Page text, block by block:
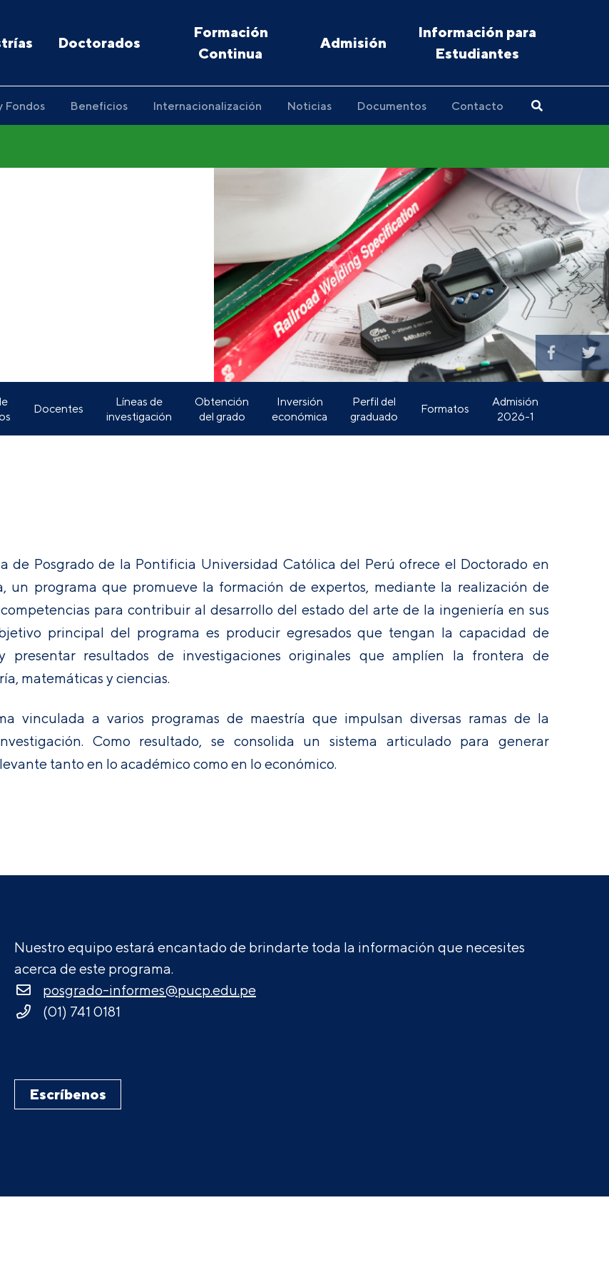
Doctorados
Formación
Continua
Admisión
Información para
Estudiantes
Fondos Beneficios Internacionalización Noticias Documentos Contacto
Docentes
Líneas de
investigación
Obtención
del grado
Inversión
económica
Perfil del
graduado
Formatos
Admisión
2026-1
de Posgrado de la Pontificia Universidad Católica del Perú ofrece el Doctorado en
un programa que promueve la formación de expertos, mediante la realización de
para contribuir al desarrollo del estado del arte de la ingeniería en sus
principal del programa es producir egresados que tengan la capacidad de
presentar resultados de investigaciones originales que amplíen la frontera de
matemáticas y ciencias.
vinculada a varios programas de maestría que impulsan diversas ramas de la
Como resultado, se consolida un sistema articulado para generar
tanto en lo académico como en lo económico.
Nuestro equipo estará encantado de brindarte toda la información que necesites
acerca de este programa.
posgrado-informes@pucp.edu.pe
(01) 741 0181
Escríbenos